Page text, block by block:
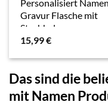
Personalisiert Namen
Gravur Flasche mit
Strohhalm
Personalisierte
Geschenke fuer
Maedchen Junge…
15,99€
Das sind die
mit Namen